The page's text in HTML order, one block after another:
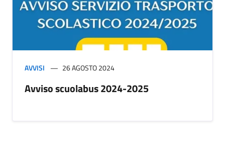
AVVISI 26 AGOSTO 2024
Avviso scuolabus 2024-2025